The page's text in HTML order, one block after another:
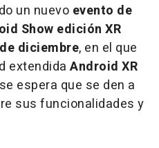
un nuevo evento de
Show edición XR
diciembre, en el que
extendida Android XR
espera que se den a
sus funcionalidades y